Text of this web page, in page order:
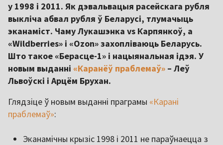
у 1998 і 2011. Як дэвальвацыя расейскага рубля
выкліча абвал рубля ў Беларусі, тлумачыць
эканаміст. Чаму Лукашэнка vs Карпянкоў, а
«Wildberries» і «Ozon» захопліваюць Беларусь.
Што такое «Берасце-1» і нацыянальная ідэя. У
новым выданні «Каранёў праблемаў» – Леў
Львоўскі і Арцём Брухан.
Глядзіце ў новым выданні праграмы «Карані
праблемаў»:
Эканамічны крызіс 1998 і 2011 не параўнаецца з